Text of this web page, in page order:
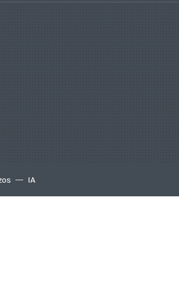
IA